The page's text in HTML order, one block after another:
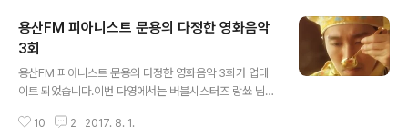
용산FM 피아니스트 문용의 다정한 영화음악
3회
용산FM 피아니스트 문용의 다정한 영화음악 3회가 업데
이트 되었습니다.이번 다영에서는 버블시스터즈 랑쑈 님을
나눠봤습니다. 이번 다영에서는 만게 님의 아이디어로 먼
10 2 2017. 8. 1.